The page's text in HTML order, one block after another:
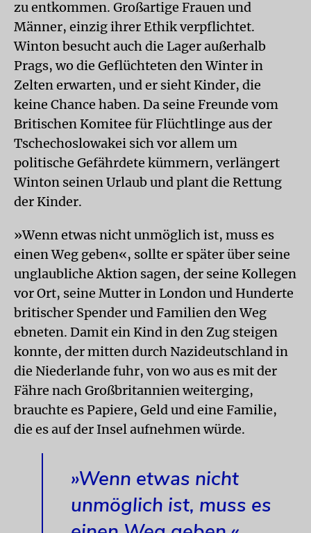
zu entkommen. Großartige Frauen und
Männer, einzig ihrer Ethik verpflichtet.
Winton besucht auch die Lager außerhalb
Prags, wo die Geflüchteten den Winter in
Zelten erwarten, und er sieht Kinder, die
keine Chance haben. Da seine Freunde vom
Britischen Komitee für Flüchtlinge aus der
Tschechoslowakei sich vor allem um
politische Gefährdete kümmern, verlängert
Winton seinen Urlaub und plant die Rettung
der Kinder.
»Wenn etwas nicht unmöglich ist, muss es
einen Weg geben«, sollte er später über seine
unglaubliche Aktion sagen, der seine Kollegen
vor Ort, seine Mutter in London und Hunderte
britischer Spender und Familien den Weg
ebneten. Damit ein Kind in den Zug steigen
konnte, der mitten durch Nazideutschland in
die Niederlande fuhr, von wo aus es mit der
Fähre nach Großbritannien weiterging,
brauchte es Papiere, Geld und eine Familie,
die es auf der Insel aufnehmen würde.
»Wenn etwas nicht
unmöglich ist, muss es